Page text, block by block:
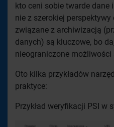
kto ceni sobie twarde dane
nie z szerokiej
związane z archiwizacją
danych) są kluczowe, bo
nieograniczone
Oto kilka przykładów
praktyce:
Przykład weryfikacji PSI w